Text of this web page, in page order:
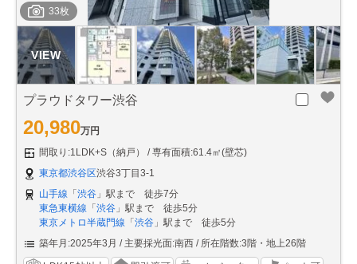
33枚
プラウドタワー渋谷
20,980万円
間取り:1LDK+S（納戸）
専有面積:61.4㎡(壁芯)
東京都渋谷区渋谷3丁目3-1
山手線 「 渋谷 」駅まで 徒歩7分
東急東横線 「 渋谷 」駅まで 徒歩5分
東京メトロ半蔵門線 「 渋谷 」駅まで 徒歩5分
築年月:2025年3月
主要採光面:南西 所在階数:3階・地上26階